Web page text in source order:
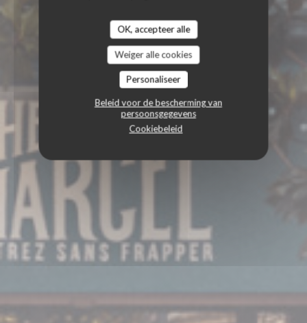
OK, accepteer alle
Weiger alle cookies
Personaliseer
Beleid voor de bescherming van
persoonsgegevens
Cookiebeleid